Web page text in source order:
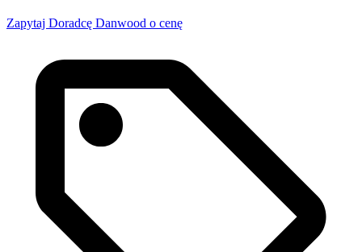
Zapytaj Doradcę Danwood o cenę